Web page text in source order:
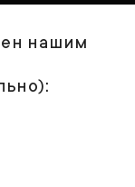
нашим